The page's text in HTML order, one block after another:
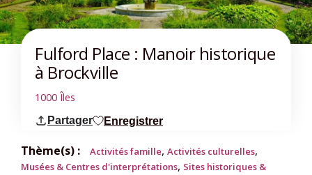
Fulford Place : Manoir historique
à Brockville
1000 Îles
Partager Enregistrer
Thème(s) : Activités famille, Activités culturelles,
Musées & Centres d'interprétations, Sites historiques &